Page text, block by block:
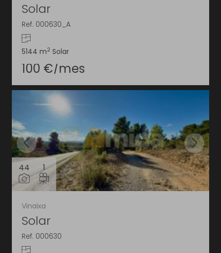
Solar
Ref. 000630_A
5144 m2 Solar
100 €/mes
44 1
Vinaixa
Solar
Ref. 000630